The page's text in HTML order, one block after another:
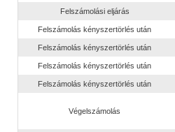
Felszámolási eljárás
Felszámolás kényszertörlés után
Felszámolás kényszertörlés után
Felszámolás kényszertörlés után
Felszámolás kényszertörlés után
Végelszámolás